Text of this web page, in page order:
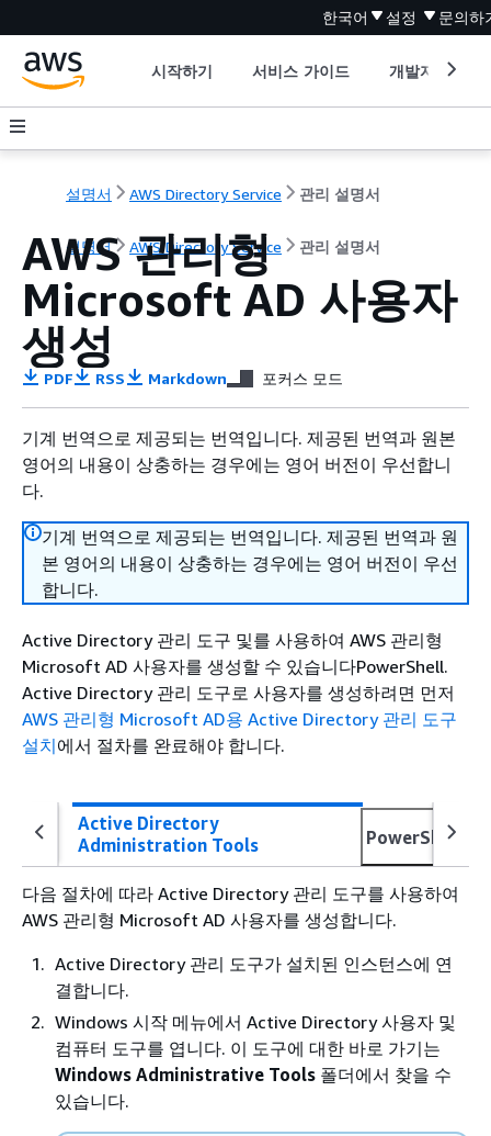
한국어 설정 문의하
시작하기 서비스 가이드 개발자 도구
설명서 AWS Directory Service 관리 설명서
설명서 AWS Directory Service 관리 설명서
AWS 관리형
Microsoft AD 사용자
생성
PDF RSS Markdown 포커스 모드
기계 번역으로 제공되는 번역입니다. 제공된 번역과 원본
영어의 내용이 상충하는 경우에는 영어 버전이 우선합니
다.
기계 번역으로 제공되는 번역입니다. 제공된 번역과 원
본 영어의 내용이 상충하는 경우에는 영어 버전이 우선
합니다.
Active Directory 관리 도구 및를 사용하여 AWS 관리형
Microsoft AD 사용자를 생성할 수 있습니다PowerShell.
Active Directory 관리 도구로 사용자를 생성하려면 먼저
AWS 관리형 Microsoft AD용 Active Directory 관리 도구
설치에서 절차를 완료해야 합니다.
Active Directory
Administration Tools
PowerShell
다음 절차에 따라 Active Directory 관리 도구를 사용하여
AWS 관리형 Microsoft AD 사용자를 생성합니다.
Active Directory 관리 도구가 설치된 인스턴스에 연
결합니다.
Windows 시작 메뉴에서 Active Directory 사용자 및
컴퓨터 도구를 엽니다. 이 도구에 대한 바로 가기는
Windows Administrative Tools 폴더에서 찾을 수
있습니다.